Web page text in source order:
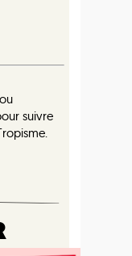
ou
suivre